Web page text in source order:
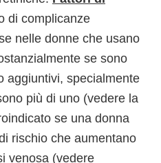
di complicanze
nelle donne che usano
se sono
aggiuntivi, specialmente
più di uno (vedere la
se una donna
rischio che aumentano
venosa (vedere